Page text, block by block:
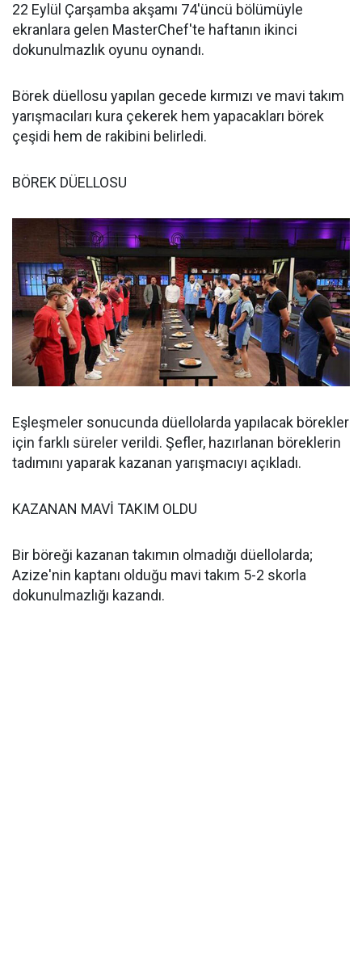
22 Eylül Çarşamba akşamı 74'üncü bölümüyle
ekranlara gelen MasterChef'te haftanın ikinci
dokunulmazlık oyunu oynandı.
Börek düellosu yapılan gecede kırmızı ve mavi takım
yarışmacıları kura çekerek hem yapacakları börek
çeşidi hem de rakibini belirledi.
BÖREK DÜELLOSU
Eşleşmeler sonucunda düellolarda yapılacak börekler
için farklı süreler verildi. Şefler, hazırlanan böreklerin
tadımını yaparak kazanan yarışmacıyı açıkladı.
KAZANAN MAVİ TAKIM OLDU
Bir böreği kazanan takımın olmadığı düellolarda;
Azize'nin kaptanı olduğu mavi takım 5-2 skorla
dokunulmazlığı kazandı.